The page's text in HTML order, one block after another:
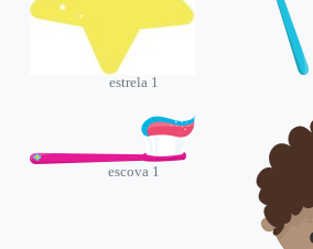
estrela 1
escova 1